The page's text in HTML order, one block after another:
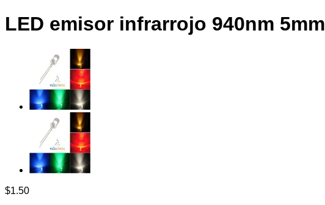
LED emisor infrarrojo 940nm 5mm
$1.50